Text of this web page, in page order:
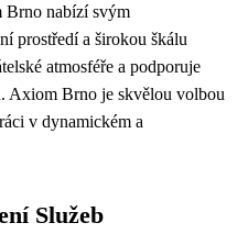
Brno nabízí svým
prostředí a širokou škálu
atmosféře a podporuje
Axiom Brno je skvělou volbou
v dynamickém a
Služeb